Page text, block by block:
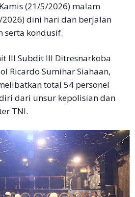
(21/5/2026) malam
2026) dini hari dan berjalan
serta kondusif.
III Subdit III Ditresnarkoba
Ricardo Sumihar Siahaan,
total 54 personel
dari unsur kepolisian dan
TNI.